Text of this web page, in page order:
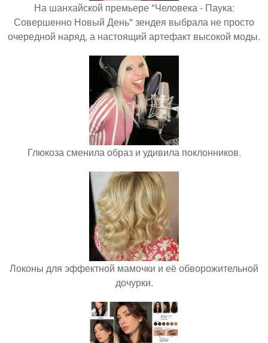
На шанхайской премьере "Человека - Паука:
Совершенно Новый День" зендея выбрала не просто
очередной наряд, а настоящий артефакт высокой моды.
Глюкоза сменила образ и удивила поклонников.
Локоны для эффектной мамочки и её обворожительной
дочурки.